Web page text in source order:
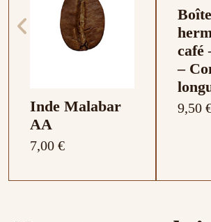
Inde Malabar
AA
7,00 €
Boîte
café
–
9,50